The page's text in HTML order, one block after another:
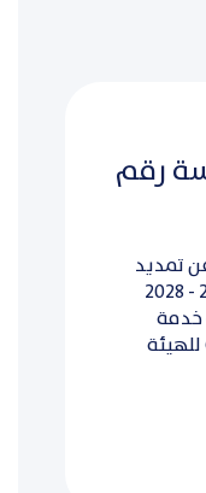
رقم
تمديد
اقفال الممارسة رقم 2 / 2026 - 2028
خدمة